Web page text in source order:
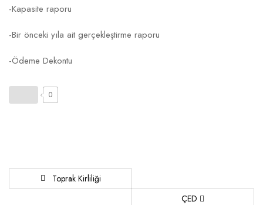
-Kapasite raporu
-Bir önceki yıla ait gerçekleştirme raporu
-Ödeme Dekontu
0
Toprak Kirliliği
ÇED